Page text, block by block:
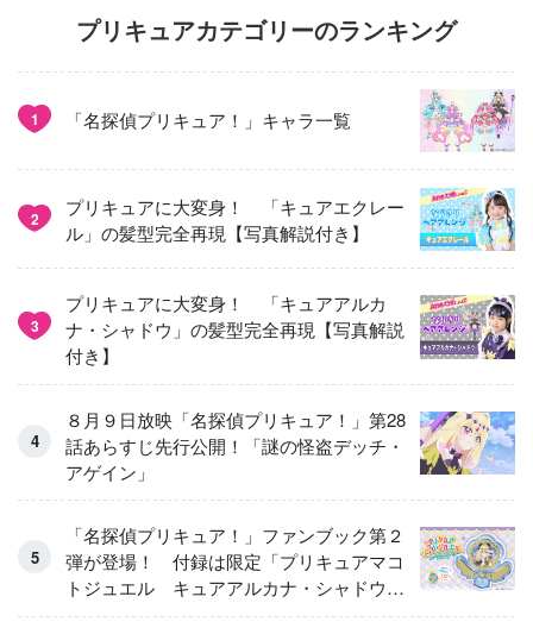
プリキュアカテゴリーのランキング
1 「名探偵プリキュア！」キャラ一覧
2
プリキュアに大変身！ 「キュアエクレー
ル」の髪型完全再現【写真解説付き】
3
プリキュアに大変身！ 「キュアアルカ
ナ・シャドウ」の髪型完全再現【写真解説
付き】
８月９日放映「名探偵プリキュア！」第28
話あらすじ先行公開！「謎の怪盗デッチ・
アゲイン」
「名探偵プリキュア！」ファンブック第２
弾が登場！ 付録は限定「プリキュアマコ
トジュエル キュアアルカナ・シャドウ
アイスver.」 キュアエクレールを大特